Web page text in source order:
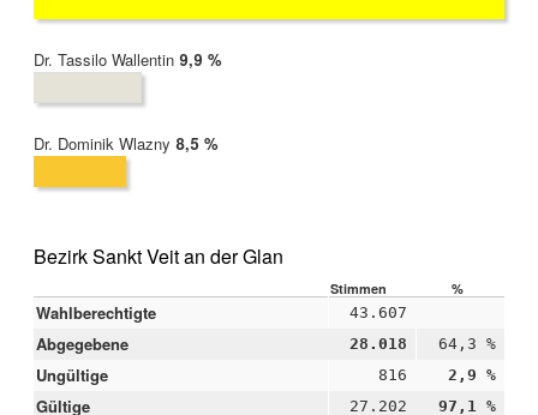
Dr. Tassilo Wallentin 2022:
9,9 %
Dr. Dominik Wlazny 2022:
8,5 %
Bezirk Sankt Veit an der Glan
Stimmen %
Wahlberechtigte 43.607
Abgegebene 28.018 64,3 %
Ungültige 816 2,9 %
Gültige 27.202 97,1 %